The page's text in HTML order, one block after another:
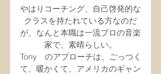
やはりコーチング、自己啓発的な
クラスを持たれている方なのだ
が、なんと本職は一流プロの音楽
家で、素晴らしい。
Tony　のアプローチは、ごっつく
て、暖かくて、アメリカのギャン